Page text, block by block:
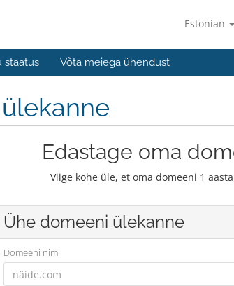
Estonian
staatus Võta meiega ühendust
Edastage oma
Viige kohe üle, et oma domeeni 1
Ühe domeeni ülekanne
Domeeni nimi